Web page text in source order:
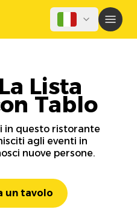
Lista
Tablo
in questo ristorante
agli eventi in
nuove persone.
un tavolo